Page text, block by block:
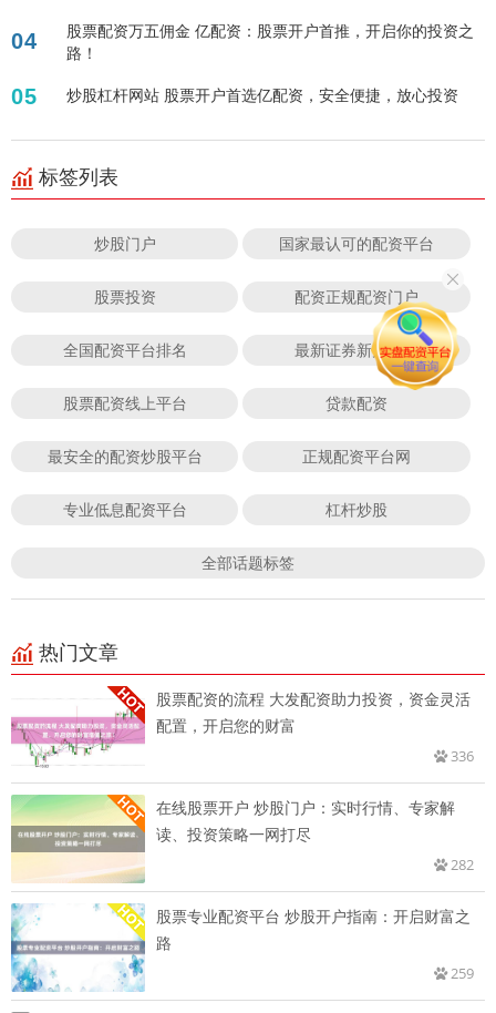
04
股票配资万五佣金 亿配资：股票开户首推，开启你的投资之
路！
05 炒股杠杆网站 股票开户首选亿配资，安全便捷，放心投资
标签列表
炒股门户 国家最认可的配资平台
股票投资 配资正规配资门户
全国配资平台排名 最新证券新开户数
股票配资线上平台 贷款配资
最安全的配资炒股平台 正规配资平台网
专业低息配资平台 杠杆炒股
全部话题标签
热门文章
股票配资的流程 大发配资助力投资，资金灵活
配置，开启您的财富
336
在线股票开户 炒股门户：实时行情、专家解
读、投资策略一网打尽
282
股票专业配资平台 炒股开户指南：开启财富之
路
259